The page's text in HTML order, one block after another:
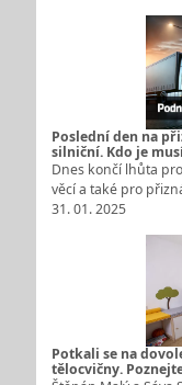
Poslední den na
silniční. Kdo je
Dnes končí lhůta
věcí a také pro
31. 01. 2025
Potkali se na
tělocvičny.